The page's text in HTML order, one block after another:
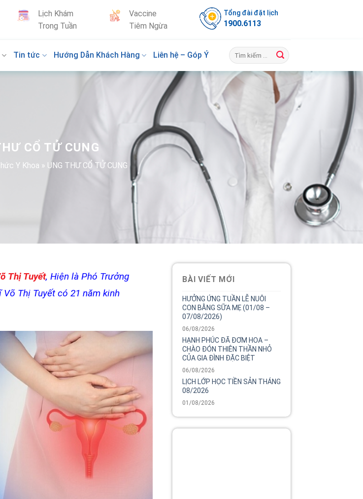
Lịch Khám
Trong Tuần
Vaccine
Tiêm Ngừa
Tổng đài đặt lịch
1900.6113
Tin tức Hướng Dẫn Khách Hàng Liên hệ – Góp Ý
CỔ TỬ CUNG
Y Khoa » UNG THƯ CỔ TỬ CUNG
Thị Tuyết, Hiện là Phó Trưởng
Võ Thị Tuyết có 21 năm kinh
BÀI VIẾT MỚI
HƯỞNG ỨNG TUẦN LỄ NUÔI
CON BẰNG SỮA MẸ (01/08 –
07/08/2026)
06/08/2026
HẠNH PHÚC ĐÃ ĐƠM HOA –
CHÀO ĐÓN THIÊN THẦN NHỎ
CỦA GIA ĐÌNH ĐẶC BIỆT
06/08/2026
LỊCH LỚP HỌC TIỀN SẢN THÁNG
08/2026
01/08/2026